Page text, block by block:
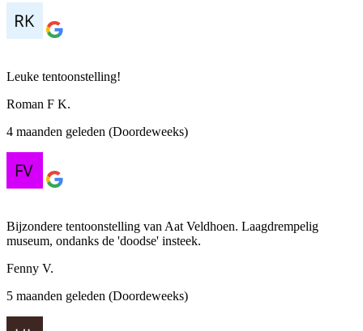
Leuke tentoonstelling!
Roman F K.
4 maanden geleden (Doordeweeks)
Bijzondere tentoonstelling van Aat Veldhoen. Laagdrempelig
museum, ondanks de 'doodse' insteek.
Fenny V.
5 maanden geleden (Doordeweeks)